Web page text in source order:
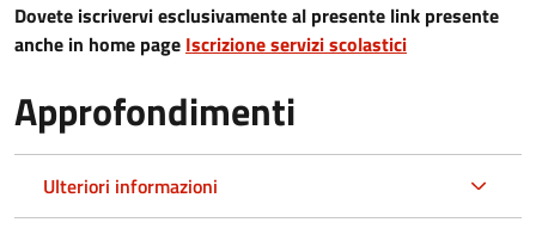
Dovete iscrivervi esclusivamente al presente link presente
anche in home page Iscrizione servizi scolastici
Approfondimenti
Ulteriori informazioni